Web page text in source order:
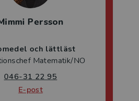
Persson
och lättläst
Matematik/NO
046-31 22 95
E-post